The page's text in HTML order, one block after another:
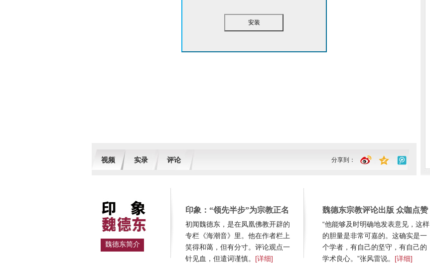
安装
视频 实录 评论 分享到：
魏德东简介
印象：“领先半步”为宗教正名
初闻魏德东，是在凤凰佛教开辟的
专栏《海潮音》里。他在作者栏上
笑得和蔼，但有分寸。评论观点一
针见血，但遣词谨慎。 [详细]
魏德东宗教评论出版 众咖点赞
“他能够及时明确地发表意见，这样
的胆量是非常可嘉的。这确实是一
个学者，有自己的坚守，有自己的
学术良心。”张风雷说。 [详细]